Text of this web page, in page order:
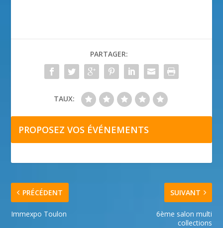
PARTAGER:
TAUX:
PROPOSEZ VOS ÉVÉNEMENTS
PRÉCÉDENT
Immexpo Toulon
SUIVANT
6ème salon multi
collections